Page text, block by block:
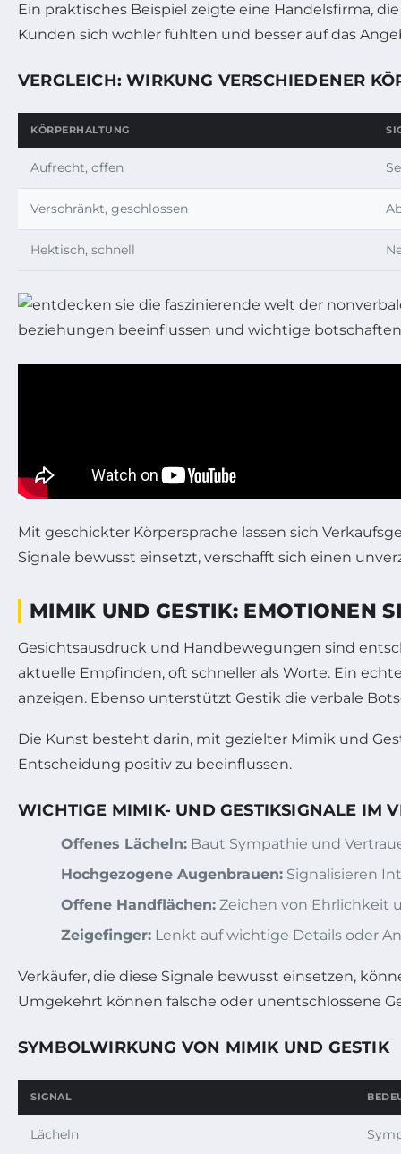
Ein praktisches Beispiel zeigte eine Handelsfirma,
Kunden sich wohler fühlten und besser auf das
VERGLEICH: WIRKUNG VERSCHIEDENER
KÖRPERHALTUNG
Aufrecht, offen
Verschränkt, geschlossen
Hektisch, schnell
Mit geschickter Körpersprache lassen sich
Signale bewusst einsetzt, verschafft sich einen
MIMIK UND GESTIK: EMOTIONEN
Gesichtsausdruck und Handbewegungen sind
aktuelle Empfinden, oft schneller als Worte. Ein
anzeigen. Ebenso unterstützt Gestik die verbale
Die Kunst besteht darin, mit gezielter Mimik und
Entscheidung positiv zu beeinflussen.
WICHTIGE MIMIK- UND GESTIKSIGNALE IM
Offenes Lächeln: Baut Sympathie und
Hochgezogene Augenbrauen: Signalisieren
Offene Handflächen: Zeichen von Ehrlichkeit
Zeigefinger: Lenkt auf wichtige Details oder
Verkäufer, die diese Signale bewusst einsetzen,
Umgekehrt können falsche oder unentschlossene
SYMBOLWIRKUNG VON MIMIK UND GESTIK
SIGNAL
Lächeln